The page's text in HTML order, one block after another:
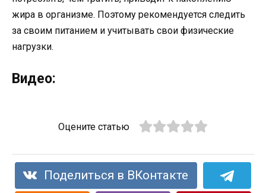
жира в организме. Поэтому рекомендуется следить
за своим питанием и учитывать свои физические
нагрузки.
Видео:
Оцените статью
Поделиться в ВКонтакте